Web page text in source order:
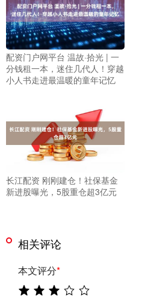
配资门户网平台 温故·拾光 | 一
分钱租一本，迷住几代人！穿越
小人书走进最温暖的童年记忆
长江配资 刚刚建仓！社保基金
新进股曝光，5股重仓超3亿元
相关评论
本文评分*